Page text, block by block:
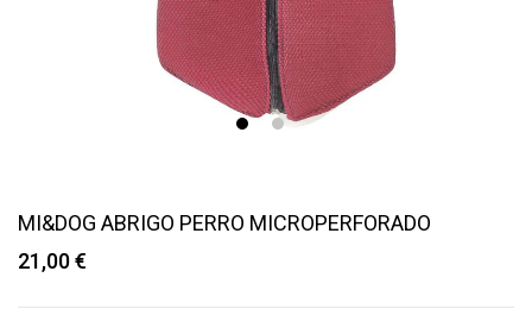
1 2
MI&DOG ABRIGO PERRO MICROPERFORADO
21,00 €